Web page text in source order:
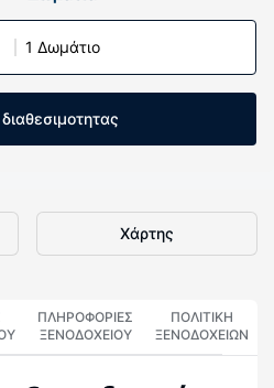
1 Δωμάτιο
Χάρτης
ΠΛΗΡΟΦΟΡΊΕΣ
ΞΕΝΟΔΟΧΕΊΟΥ
ΠΟΛΙΤΙΚΗ
ΞΕΝΟΔΟΧΕΊΩΝ